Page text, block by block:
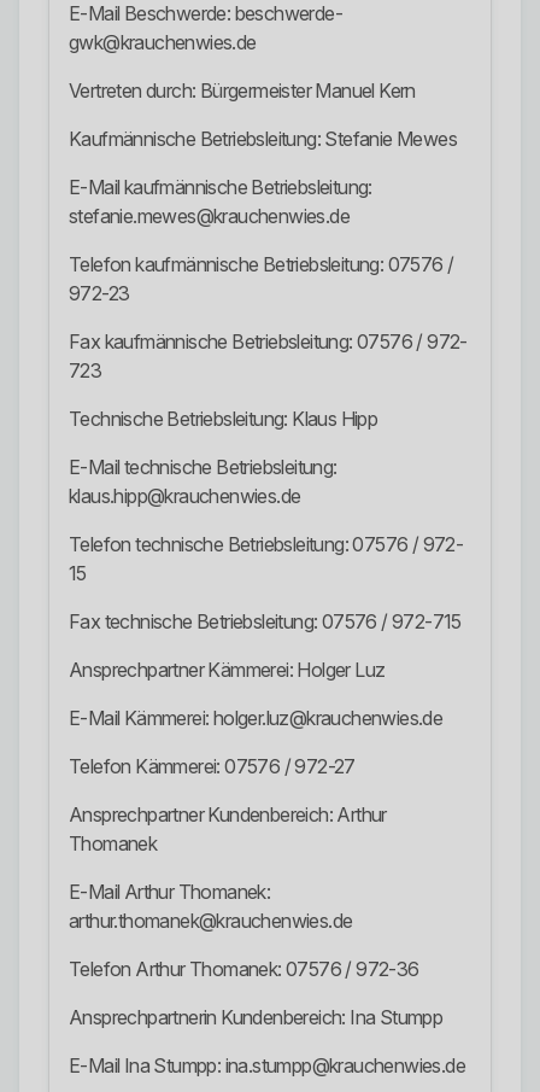
E-Mail Beschwerde: beschwerde-
gwk@krauchenwies.de
Vertreten durch: Bürgermeister Manuel Kern
Kaufmännische Betriebsleitung: Stefanie Mewes
E-Mail kaufmännische Betriebsleitung:
stefanie.mewes@krauchenwies.de
Telefon kaufmännische Betriebsleitung: 07576 /
972-23
Fax kaufmännische Betriebsleitung: 07576 / 972-
723
Technische Betriebsleitung: Klaus Hipp
E-Mail technische Betriebsleitung:
klaus.hipp@krauchenwies.de
Telefon technische Betriebsleitung: 07576 / 972-
15
Fax technische Betriebsleitung: 07576 / 972-715
Ansprechpartner Kämmerei: Holger Luz
E-Mail Kämmerei: holger.luz@krauchenwies.de
Telefon Kämmerei: 07576 / 972-27
Ansprechpartner Kundenbereich: Arthur
Thomanek
E-Mail Arthur Thomanek:
arthur.thomanek@krauchenwies.de
Telefon Arthur Thomanek: 07576 / 972-36
Ansprechpartnerin Kundenbereich: Ina Stumpp
E-Mail Ina Stumpp: ina.stumpp@krauchenwies.de